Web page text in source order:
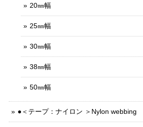
20㎜幅
25㎜幅
30㎜幅
38㎜幅
50㎜幅
●＜テープ：ナイロン ＞Nylon webbing